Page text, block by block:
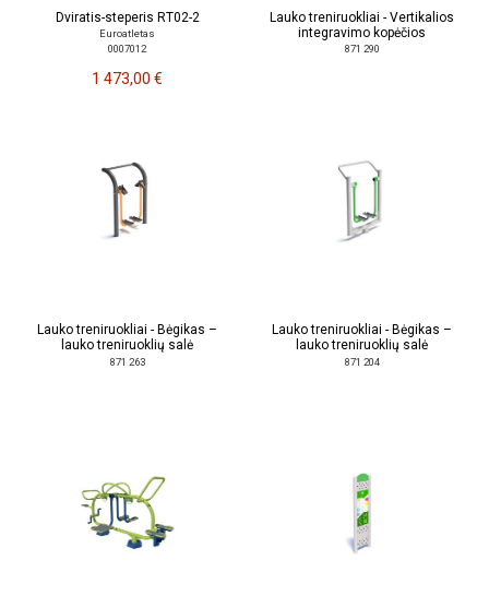
Dviratis-steperis RT02-2
Euroatletas
0007012
1 473,00 €
Lauko treniruokliai - Vertikalios
integravimo kopėčios
871 290
Lauko treniruokliai - Bėgikas –
lauko treniruoklių salė
871 263
Lauko treniruokliai - Bėgikas –
lauko treniruoklių salė
871 204